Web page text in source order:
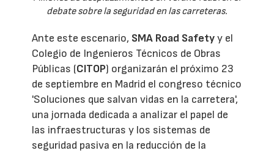
debate sobre la seguridad en las carreteras.
Ante este escenario, SMA Road Safetyy el
Colegio de Ingenieros Técnicos de Obras
Públicas (CITOP) organizarán el próximo 23
de septiembre en Madrid el congreso técnico
'Soluciones que salvan vidas en la carretera',
una jornada dedicada a analizar el papel de
las infraestructuras y los sistemas de
seguridad pasiva en la reducción de la